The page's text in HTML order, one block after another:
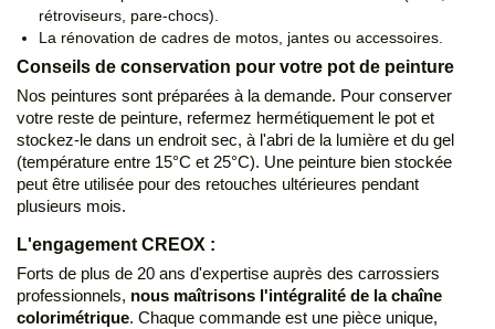
rétroviseurs, pare-chocs).
La rénovation de cadres de motos, jantes ou accessoires.
Conseils de conservation pour votre pot de peinture
Nos peintures sont préparées à la demande. Pour conserver
votre reste de peinture, refermez hermétiquement le pot et
stockez-le dans un endroit sec, à l'abri de la lumière et du gel
(température entre 15°C et 25°C). Une peinture bien stockée
peut être utilisée pour des retouches ultérieures pendant
plusieurs mois.
L'engagement CREOX :
Forts de plus de 20 ans d'expertise auprès des carrossiers
professionnels, nous maîtrisons l'intégralité de la chaîne
colorimétrique. Chaque commande est une pièce unique,